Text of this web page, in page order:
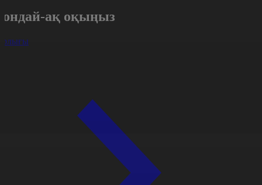
ақ оқыңыз